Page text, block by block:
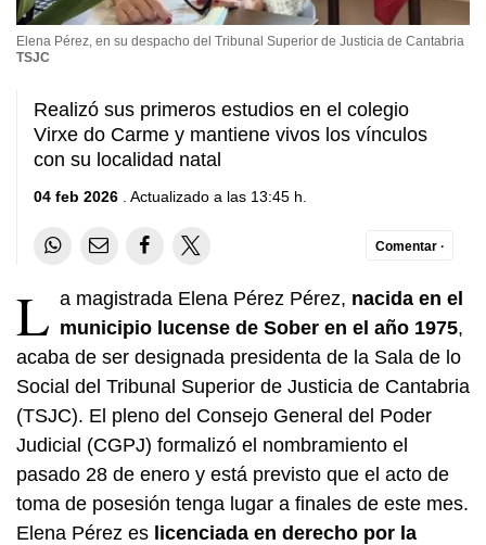
Elena Pérez, en su despacho del Tribunal Superior de Justicia de Cantabria
TSJC
Realizó sus primeros estudios en el colegio
Virxe do Carme y mantiene vivos los vínculos
con su localidad natal
04 feb 2026 . Actualizado a las 13:45 h.
Comentar ·
L a magistrada Elena Pérez Pérez, nacida en el
municipio lucense de Sober en el año 1975,
acaba de ser designada presidenta de la Sala de lo
Social del Tribunal Superior de Justicia de Cantabria
(TSJC). El pleno del Consejo General del Poder
Judicial (CGPJ) formalizó el nombramiento el
pasado 28 de enero y está previsto que el acto de
toma de posesión tenga lugar a finales de este mes.
Elena Pérez es licenciada en derecho por la